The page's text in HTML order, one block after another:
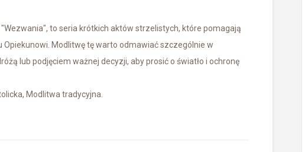
to seria krótkich aktów strzelistych, które pomagają
Modlitwę tę warto odmawiać szczególnie w
lub podjęciem ważnej decyzji, aby prosić o światło i ochronę
Modlitwa tradycyjna.